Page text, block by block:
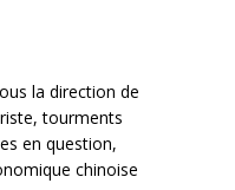
la direction de
tourments
en question,
chinoise